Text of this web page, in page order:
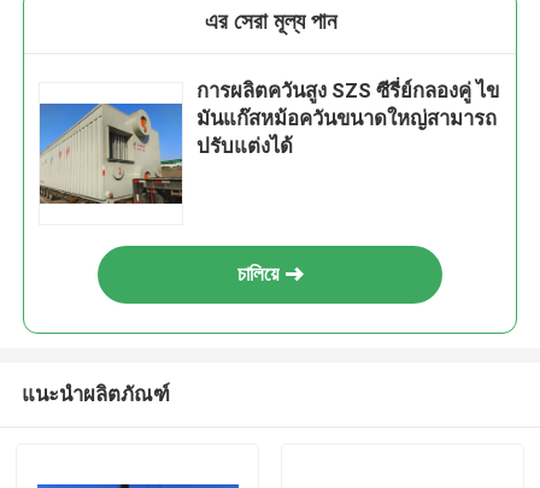
এর সেরা মূল্য পান
การผลิตควันสูง SZS ซีรี่ย์กลองคู่ ไข
มันแก๊สหม้อควันขนาดใหญ่สามารถ
ปรับแต่งได้
চালিয়ে
แนะนำผลิตภัณฑ์